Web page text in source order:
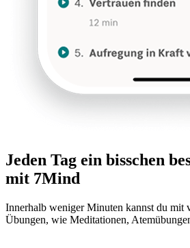
Jeden Tag ein bisschen
mit 7Mind
Innerhalb weniger Minuten kannst du mit
Übungen, wie Meditationen,